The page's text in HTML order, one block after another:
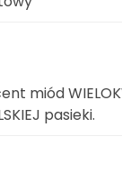
miód
pasieki.